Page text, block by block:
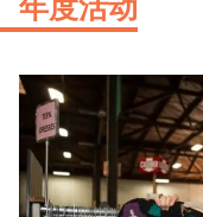
年度活动